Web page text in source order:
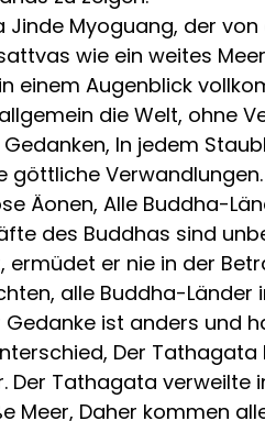
Myoguang, der
wie ein weites
einem Augenblick
die Welt, ohne
In jedem
Äonen, Alle Buddha-
des Buddhas sind
er nie in der
alle Buddha-Länder
ist anders und
Der
Tathagata verweilte
Daher kommen